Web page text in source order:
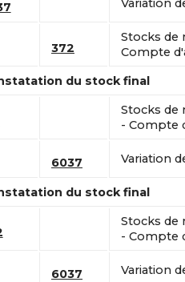
Variation
372
Stocks de
Compte
du stock final
Stocks de
- Compte
6037 Variation
du stock final
Stocks de
- Compte
6037 Variation